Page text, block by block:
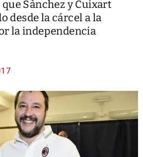
Sànchez y Cuixart
desde la cárcel a la
la independencia